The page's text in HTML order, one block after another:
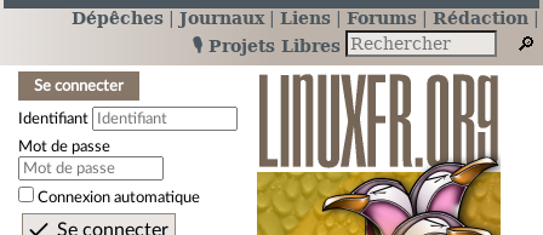
Dépêches Journaux Liens Forums
Rédaction
🎙️ Projets Libres
Se connecter
Identifiant
Mot de passe
Connexion automatique